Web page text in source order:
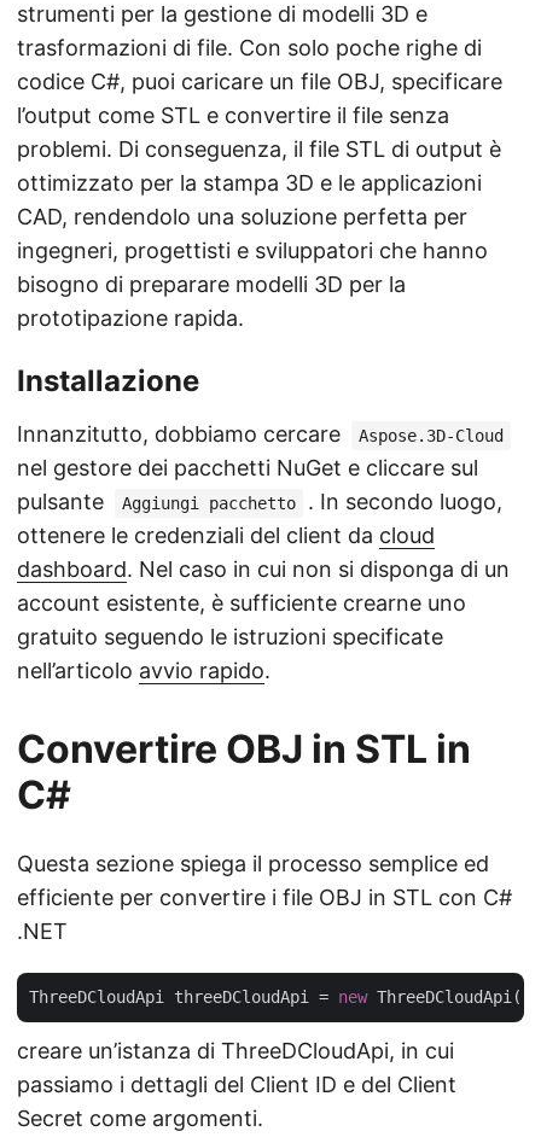
strumenti per la gestione di modelli 3D e
trasformazioni di file. Con solo poche righe di
codice C#, puoi caricare un file OBJ, specificare
l’output come STL e convertire il file senza
problemi. Di conseguenza, il file STL di output è
ottimizzato per la stampa 3D e le applicazioni
CAD, rendendolo una soluzione perfetta per
ingegneri, progettisti e sviluppatori che hanno
bisogno di preparare modelli 3D per la
prototipazione rapida.
Installazione
Innanzitutto, dobbiamo cercare Aspose.3D-Cloud
nel gestore dei pacchetti NuGet e cliccare sul
pulsante
Aggiungi pacchetto
. In secondo luogo,
ottenere le credenziali del client da cloud
dashboard. Nel caso in cui non si disponga di un
account esistente, è sufficiente crearne uno
gratuito seguendo le istruzioni specificate
nell’articolo avvio rapido.
Convertire OBJ in STL in
C#
Questa sezione spiega il processo semplice ed
efficiente per convertire i file OBJ in STL con C#
.NET
ThreeDCloudApi threeDCloudApi = new ThreeDCloudApi(
creare un’istanza di ThreeDCloudApi, in cui
passiamo i dettagli del Client ID e del Client
Secret come argomenti.